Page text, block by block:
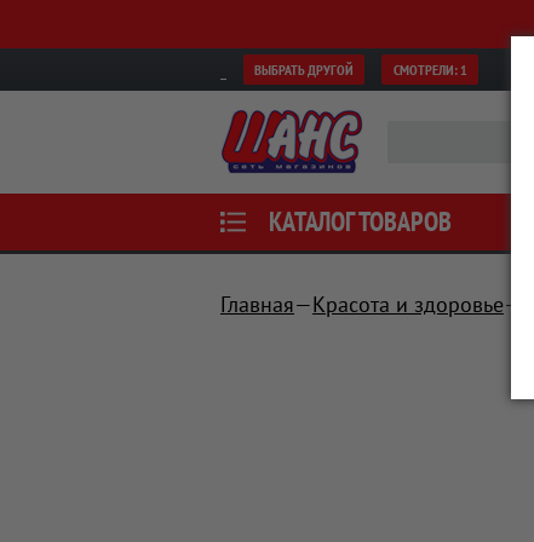
ВЫБРАТЬ ДРУГОЙ СМОТРЕЛИ: 1
КАТАЛОГ ТОВАРОВ
Главная Красота и здоровье